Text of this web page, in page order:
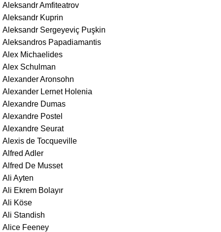
Aleksandr Amfiteatrov
Aleksandr Kuprin
Aleksandr Sergeyeviç Puşkin
Aleksandros Papadiamantis
Alex Michaelides
Alex Schulman
Alexander Aronsohn
Alexander Lernet Holenia
Alexandre Dumas
Alexandre Postel
Alexandre Seurat
Alexis de Tocqueville
Alfred Adler
Alfred De Musset
Ali Ayten
Ali Ekrem Bolayır
Ali Köse
Ali Standish
Alice Feeney